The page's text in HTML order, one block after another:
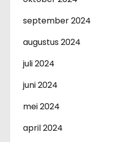
september 2024
augustus 2024
juli 2024
juni 2024
mei 2024
april 2024